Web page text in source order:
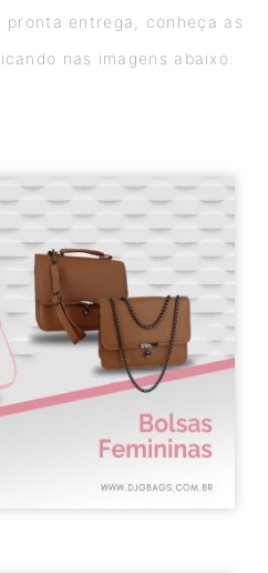
pronta entrega, conheça as
nas imagens abaixo: